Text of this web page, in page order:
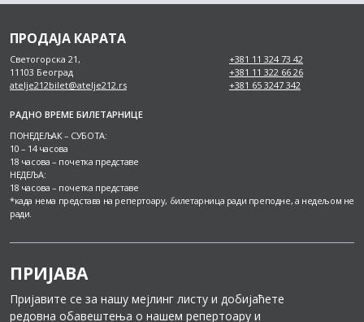
ПРОДАЈА КАРАТА
Светогорска 21,
11103 Београд
atelje212bilet@atelje212.rs
+381 11 324 73 42
+381 11 322 66 26
+381 65 3247 342
РАДНО ВРЕМЕ БИЛЕТАРНИЦЕ
ПОНЕДЕЉАК – СУБОТА:
10 – 14 часова
18 часова – почетка представе
НЕДЕЉА:
18 часова – почетка представе
*када нема представа на репертоару, билетарница ради преподне, а недељом не
ради.
ПРИЈАВА
Пријавите се за нашу мејлинг листу и добијаћете
редовна обавештења о нашем репертоару и